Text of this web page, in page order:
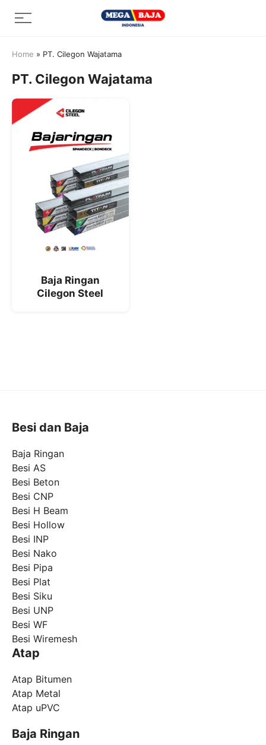
Menu
Home » PT. Cilegon Wajatama
PT. Cilegon Wajatama
Baja Ringan
Cilegon Steel
Besi dan Baja
Baja Ringan
Besi AS
Besi Beton
Besi CNP
Besi H Beam
Besi Hollow
Besi INP
Besi Nako
Besi Pipa
Besi Plat
Besi Siku
Besi UNP
Besi WF
Besi Wiremesh
Atap
Atap Bitumen
Atap Metal
Atap uPVC
Baja Ringan